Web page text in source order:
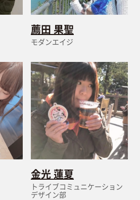
薦田 果聖
モダンエイジ
金光 蓮夏
トライブコミュニケーション
デザイン部